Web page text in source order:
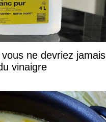
ne devriez jamais
vinaigre